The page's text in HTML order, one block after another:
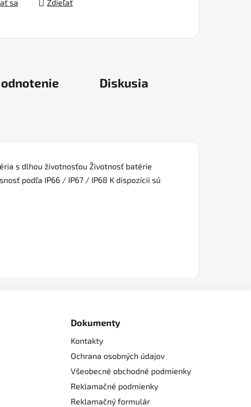
sa Zdieľať
Diskusia
s dlhou životnosťou Životnosť batérie
podľa IP66 / IP67 / IP68 K dispozícii sú
Dokumenty
Kontakty
Ochrana osobných údajov
Všeobecné obchodné podmienky
Reklamačné podmienky
Reklamačný formulár